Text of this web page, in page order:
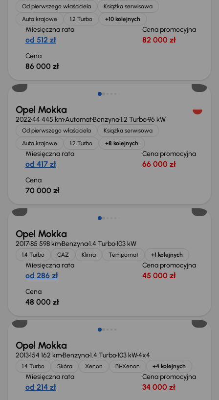
Od pierwszego właściciela
Książka serwisowa
Auta krajowe
1.2 Turbo +10 kolejnych
Miesięczna rata
od 512 zł
Cena promocyjna
82 000 zł
Cena
86 000 zł
Opel Mokka
202244 445 kmAutomatBenzyna1.2 Turbo96 kW
Od pierwszego właściciela
Książka serwisowa
Auta krajowe
1.2 Turbo +8 kolejnych
Miesięczna rata
od 417 zł
Cena promocyjna
66 000 zł
Cena
70 000 zł
Opel Mokka
201785 598 kmBenzyna1.4 Turbo103 kW
1.4 Turbo GAZ Klima Tempomat +1 kolejnych
Miesięczna rata
od 286 zł
Cena promocyjna
45 000 zł
Cena
48 000 zł
Taniej o 500 zł
Opel Mokka
2013154 162 kmBenzyna1.4 Turbo103 kW4x4
1.4 Turbo Skóra Xenon Bi-Xenon +4 kolejnych
Miesięczna rata
od 214 zł
Cena promocyjna
34 000 zł